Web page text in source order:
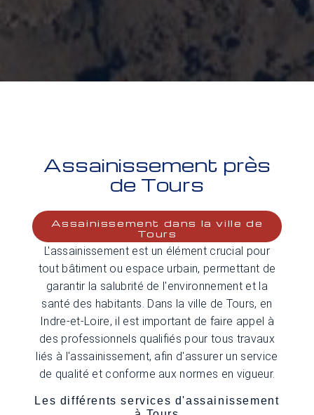
Assainissement près
de Tours
Assainissement dans la ville de
Tours
L'assainissement est un élément crucial pour
tout bâtiment ou espace urbain, permettant de
garantir la salubrité de l'environnement et la
santé des habitants. Dans la ville de Tours, en
Indre-et-Loire, il est important de faire appel à
des professionnels qualifiés pour tous travaux
liés à l'assainissement, afin d'assurer un service
de qualité et conforme aux normes en vigueur.
Les différents services d'assainissement